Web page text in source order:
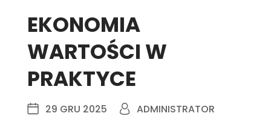
EKONOMIA
WARTOŚCI W
PRAKTYCE
29 GRU 2025 ADMINISTRATOR